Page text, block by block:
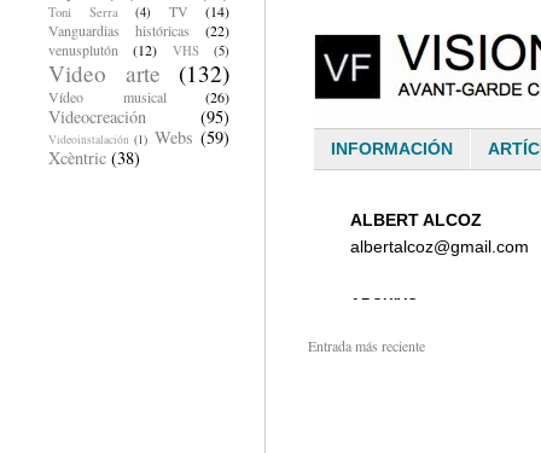
Entrada más reciente
Toni Serra (4) TV
(14)
Vanguardias históricas
(22)
venusplutón
(12) VHS (5)
Video arte (132)
Vídeo musical (26)
Videocreación (95)
Videoinstalación (1) Webs (59)
Xcèntric (38)